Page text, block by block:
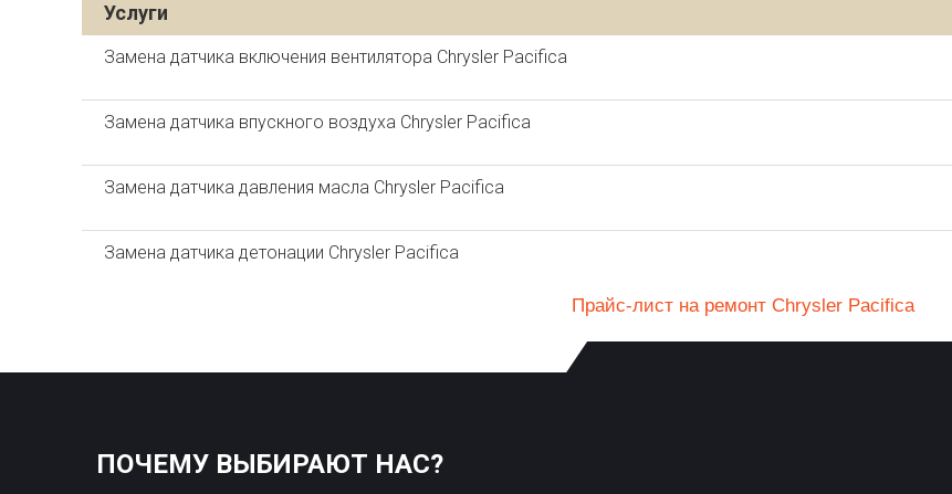
Услуги
Замена датчика включения вентилятора Chrysler Pacifica
Замена датчика впускного воздуха Chrysler Pacifica
Замена датчика давления масла Chrysler Pacifica
Замена датчика детонации Chrysler Pacifica
Прайс-лист на ремонт Chrysler Pacifica
ПОЧЕМУ ВЫБИРАЮТ НАС?